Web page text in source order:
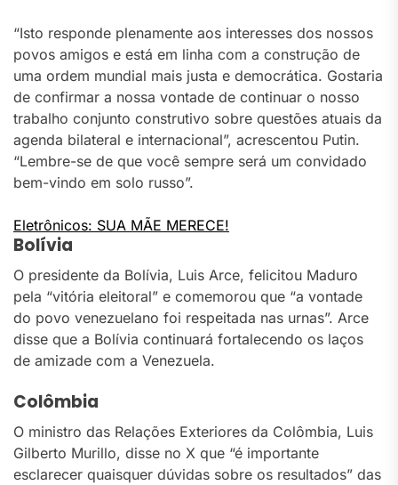
“Isto responde plenamente aos interesses dos nossos
povos amigos e está em linha com a construção de
uma ordem mundial mais justa e democrática. Gostaria
de confirmar a nossa vontade de continuar o nosso
trabalho conjunto construtivo sobre questões atuais da
agenda bilateral e internacional”, acrescentou Putin.
“Lembre-se de que você sempre será um convidado
bem-vindo em solo russo”.
Eletrônicos: SUA MÃE MERECE!
Bolívia
O presidente da Bolívia, Luis Arce, felicitou Maduro
pela “vitória eleitoral” e comemorou que “a vontade
do povo venezuelano foi respeitada nas urnas”. Arce
disse que a Bolívia continuará fortalecendo os laços
de amizade com a Venezuela.
Colômbia
O ministro das Relações Exteriores da Colômbia, Luis
Gilberto Murillo, disse no X que “é importante
esclarecer quaisquer dúvidas sobre os resultados” das